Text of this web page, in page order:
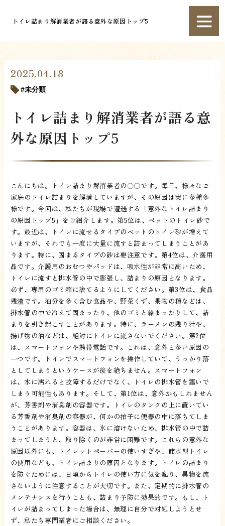
トイレ詰まり解消業者が語る意外な原因トップ5
2025.04.18
未分類
トイレ詰まり解消業者が語る意
外な原因トップ5
こんにちは。トイレ詰まり解消業者の〇〇です。毎日、様々なご
家庭のトイレ詰まりを解消していますが、その原因は実に多種多
様です。今回は、私たちが現場で遭遇する「意外なトイレ詰まり
の原因トップ5」をご紹介します。第5位は、ペットのトイレ砂で
す。最近は、トイレに流せるタイプのペットのトイレ砂が増えて
いますが、それでも一度に大量に流すと詰まってしまうことがあ
ります。特に、固まるタイプの砂は要注意です。第4位は、介護用
品です。介護用のおむつやパッドは、吸水性が非常に高いため、
トイレに流すと排水管の中で膨張し、詰まりの原因となります。
必ず、専用のゴミ箱に捨てるようにしてください。第3位は、食品
残渣です。油分を多く含む食品や、野菜くず、果物の種などは、
排水管の中で冷えて固まったり、他のゴミと絡まったりして、詰
まりを引き起こすことがあります。特に、ラーメンの残り汁や、
揚げ物の油などは、絶対にトイレに流さないでください。第2位
は、スマートフォンや携帯電話です。これは、意外と多い原因の
一つです。トイレでスマートフォンを操作していて、うっかり落
としてしまうというケースが後を絶ちません。スマートフォン
は、水に濡れると故障するだけでなく、トイレの排水管を塞いで
しまう可能性もあります。そして、第1位は、意外かもしれません
が、芳香剤や消臭剤の容器です。トイレのタンクの上に置いてい
る芳香剤や消臭剤の容器が、何かの拍子に便器の中に落ちてしま
うことがあります。容器は、水に溶けないため、排水管の中で詰
まってしまうと、取り除くのが非常に困難です。これらの意外な
原因以外にも、トイレットペーパーの使いすぎや、節水型トイレ
の使用なども、トイレ詰まりの原因となります。トイレの詰まり
を防ぐためには、日頃からトイレの使い方に気を配り、異物を流
さないように注意することが大切です。また、定期的に排水管の
メンテナンスを行うことも、詰まり予防に効果的です。もし、ト
イレが詰まってしまった場合は、無理に自分で対処しようとせ
ず、私たち専門業者にご相談ください。